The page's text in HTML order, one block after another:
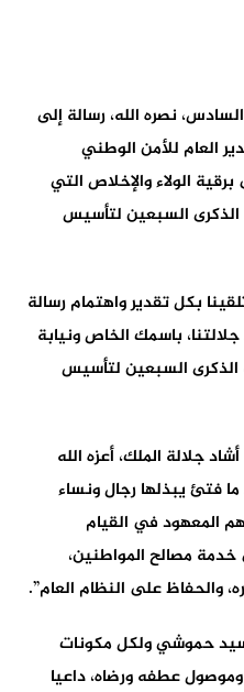
نصره الله، رسالة إلى
العام للأمن الوطني
الولاء والإخلاص التي
الذكرى السبعين لتأسيس
بكل تقدير واهتمام رسالة
باسمك الخاص ونيابة
الذكرى السبعين لتأسيس
جلالة الملك، أعزه الله
فتئ يبذلها رجال ونساء
المعهود في القيام
مصالح المواطنين،
والحفاظ على النظام العام”.
حموشي ولكل مكونات
عطفه ورضاه، داعيا